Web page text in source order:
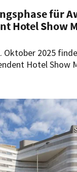
für
Hotel Show
Oktober 2025
Hotel Show
Jetzt können